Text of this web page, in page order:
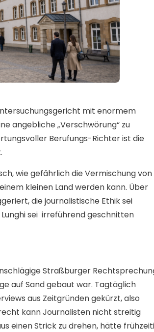
mit enormem
angebliche „Verschwörung“ zu
Berufungs-Richter ist die
wie gefährlich die Vermischung von
kleinen Land werden kann. Über
die journalistische Ethik sei
sei irreführend geschnitten
Straßburger
auf Sand gebaut war. Tagtäglich
aus Zeitgründen gekürzt, also
kann Journalisten nicht streitig
einen Strick zu drehen, hätte